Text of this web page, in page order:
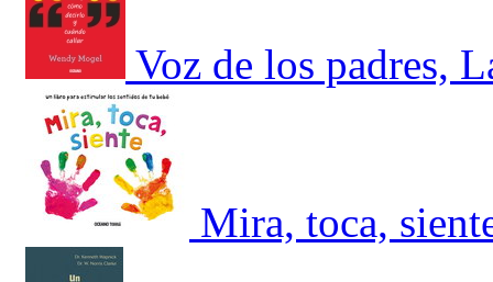
Voz de los padres,
Mira, toca,